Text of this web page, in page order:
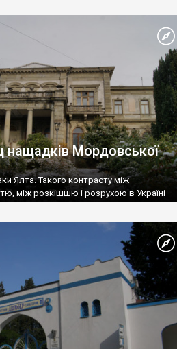
нащадків Мордовської
Ялта. Такого контрасту між
між розкішшю і розрухою в Україні